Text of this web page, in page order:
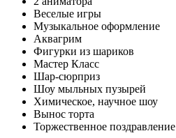
Веселые игры
Музыкальное оформление
Аквагрим
Фигурки из шариков
Мастер Класс
Шар-сюрприз
Шоу мыльных пузырей
Химическое, научное шоу
Вынос торта
Торжественное поздравление